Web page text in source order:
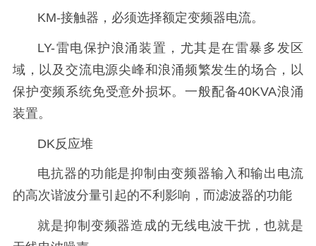
KM-接触器，必须选择额定变频器电流。
LY-雷电保护浪涌装置，尤其是在雷暴多发区
域，以及交流电源尖峰和浪涌频繁发生的场合，以
保护变频系统免受意外损坏。一般配备40KVA浪涌
装置。
DK反应堆
电抗器的功能是抑制由变频器输入和输出电流
的高次谐波分量引起的不利影响，而滤波器的功能
就是抑制变频器造成的无线电波干扰，也就是